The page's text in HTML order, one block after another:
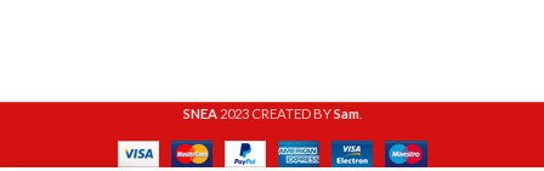
SNEA 2023 CREATED BYSam.